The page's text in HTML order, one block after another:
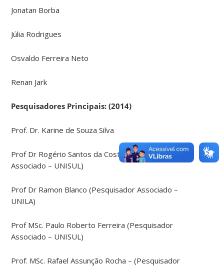
Jonatan Borba
Júlia Rodrigues
Osvaldo Ferreira Neto
Renan Jark
Pesquisadores Principais: (2014)
Prof. Dr. Karine de Souza Silva
Prof Dr Rogério Santos da Costa (Pesquisador
Associado – UNISUL)
Prof Dr Ramon Blanco (Pesquisador Associado –
UNILA)
Prof MSc. Paulo Roberto Ferreira (Pesquisador
Associado – UNISUL)
Prof. MSc. Rafael Assunção Rocha – (Pesquisador